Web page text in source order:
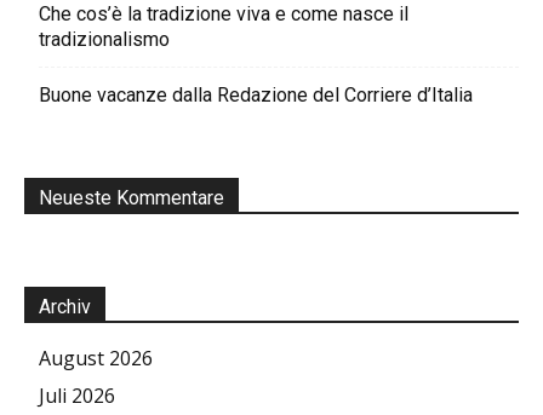
Che cos’è la tradizione viva e come nasce il
tradizionalismo
Buone vacanze dalla Redazione del Corriere d’Italia
Neueste Kommentare
Archiv
August 2026
Juli 2026